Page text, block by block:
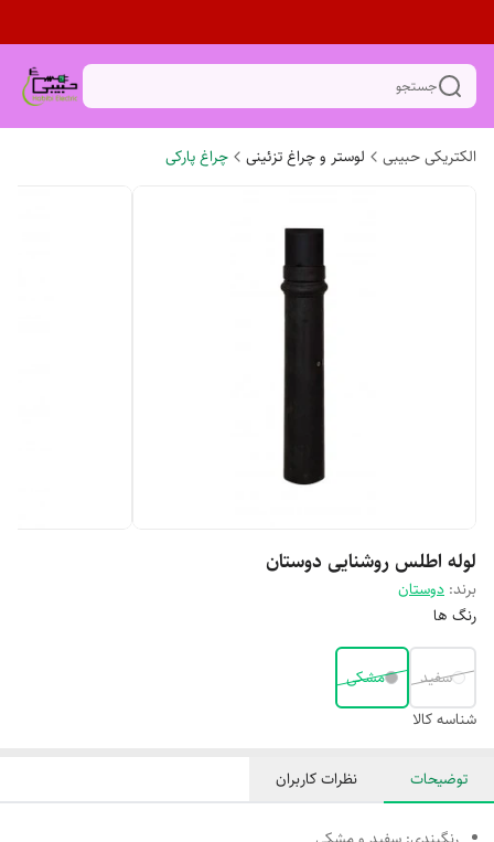
جستجو
الکتریکی حبیبی لوستر و چراغ تزئینی چراغ پارکی
لوله اطلس روشنایی دوستان
برند: دوستان
رنگ ها
سفید
مشکی
شناسه کالا
توضیحات نظرات کاربران